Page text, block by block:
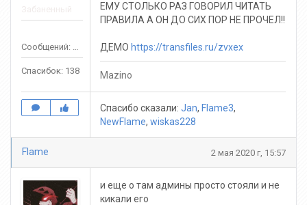
Сообщений: 569
Спасибок: 138
ЕМУ СТОЛЬКО РАЗ ГОВОРИЛ ЧИТАТЬ
ПРАВИЛА А ОН ДО СИХ ПОР НЕ ПРОЧЕЛ!!
ДЕМО https://transfiles.ru/zvxex
Mazino
Спасибо сказали: Jan, Flame3,
NewFlame, wiskas228
Flame 2 мая 2020 г, 15:57
и еще о там админы просто стояли и не
кикали его